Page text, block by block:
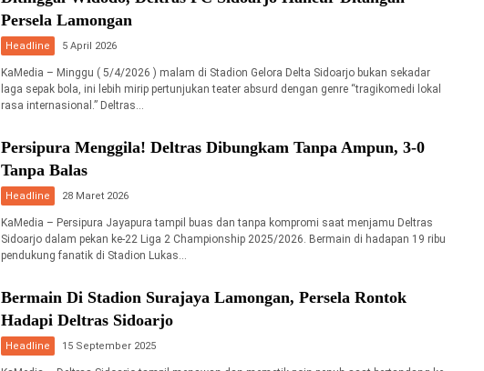
Persela Lamongan
Headline 5 April 2026
KaMedia – Minggu ( 5/4/2026 ) malam di Stadion Gelora Delta Sidoarjo bukan sekadar
laga sepak bola, ini lebih mirip pertunjukan teater absurd dengan genre “tragikomedi lokal
rasa internasional.” Deltras…
Persipura Menggila! Deltras Dibungkam Tanpa Ampun, 3-0
Tanpa Balas
Headline 28 Maret 2026
KaMedia – Persipura Jayapura tampil buas dan tanpa kompromi saat menjamu Deltras
Sidoarjo dalam pekan ke-22 Liga 2 Championship 2025/2026. Bermain di hadapan 19 ribu
pendukung fanatik di Stadion Lukas…
Bermain Di Stadion Surajaya Lamongan, Persela Rontok
Hadapi Deltras Sidoarjo
Headline 15 September 2025